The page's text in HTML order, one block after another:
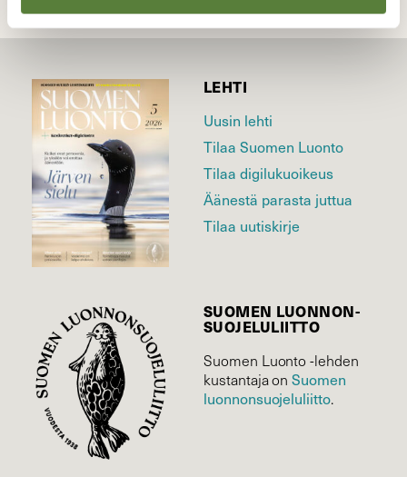
LEHTI
Uusin lehti
Tilaa Suomen Luonto
Tilaa digilukuoikeus
Äänestä parasta juttua
Tilaa uutiskirje
SUOMEN LUONNON­
SUOJELU­LIITTO
Suomen Luonto -lehden
kustantaja onSuomen
luonnonsuojelu­liitto.